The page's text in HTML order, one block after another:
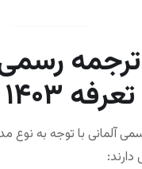
۱۴۰۳
آلمانی با توجه به نوع